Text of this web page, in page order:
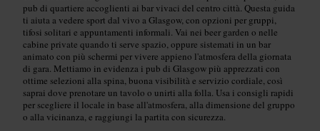
pub di quartiere accoglienti ai bar vivaci del centro città. Questa guida
ti aiuta a vedere sport dal vivo a Glasgow, con opzioni per gruppi,
tifosi solitari e appuntamenti informali. Vai nei beer garden o nelle
cabine private quando ti serve spazio, oppure sistemati in un bar
animato con più schermi per vivere appieno l'atmosfera della giornata
di gara. Mettiamo in evidenza i pub di Glasgow più apprezzati con
ottime selezioni alla spina, buona visibilità e servizio cordiale, così
saprai dove prenotare un tavolo o unirti alla folla. Usa i consigli rapidi
per scegliere il locale in base all'atmosfera, alla dimensione del gruppo
o alla vicinanza, e raggiungi la partita con sicurezza.